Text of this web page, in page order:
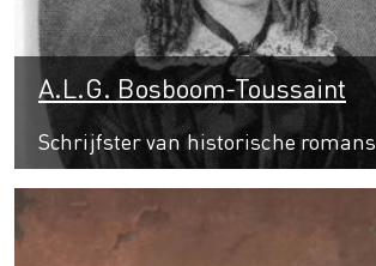
A.L.G. Bosboom-Toussaint
Schrijfster van historische romans